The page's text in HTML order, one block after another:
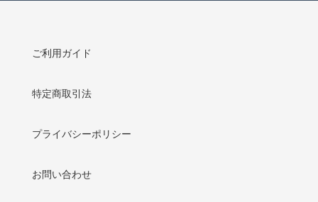
ご利用ガイド
特定商取引法
プライバシーポリシー
お問い合わせ